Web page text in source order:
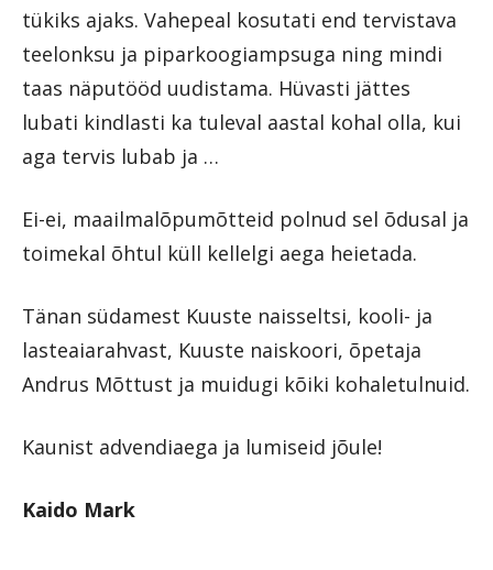
tükiks ajaks. Vahepeal kosutati end tervistava
teelonksu ja piparkoogiampsuga ning mindi
taas näputööd uudistama. Hüvasti jättes
lubati kindlasti ka tuleval aastal kohal olla, kui
aga tervis lubab ja …
Ei-ei, maailmalõpumõtteid polnud sel õdusal ja
toimekal õhtul küll kellelgi aega heietada.
Tänan südamest Kuuste naisseltsi, kooli- ja
lasteaiarahvast, Kuuste naiskoori, õpetaja
Andrus Mõttust ja muidugi kõiki kohaletulnuid.
Kaunist advendiaega ja lumiseid jõule!
Kaido Mark